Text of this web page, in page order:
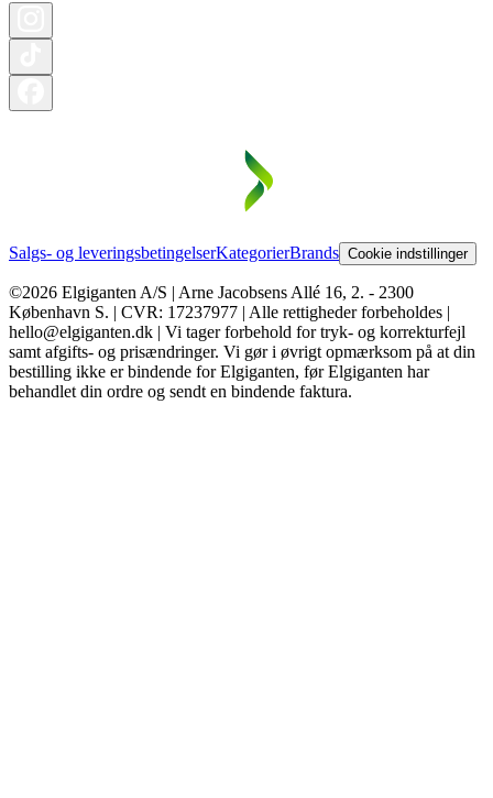
Salgs- og leveringsbetingelserKategorierBrands Cookie indstillinger
©2026 Elgiganten A/S | Arne Jacobsens Allé 16, 2. - 2300
København S. | CVR: 17237977 | Alle rettigheder forbeholdes |
hello@elgiganten.dk | Vi tager forbehold for tryk- og korrekturfejl
samt afgifts- og prisændringer. Vi gør i øvrigt opmærksom på at din
bestilling ikke er bindende for Elgiganten, før Elgiganten har
behandlet din ordre og sendt en bindende faktura.